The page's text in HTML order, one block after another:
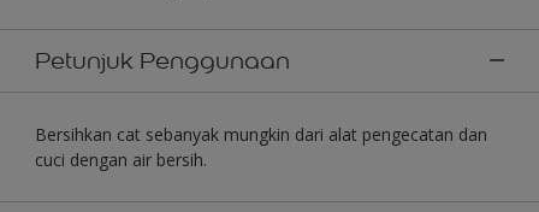
Petunjuk Penggunaan
Bersihkan cat sebanyak mungkin dari alat pengecatan dan
cuci dengan air bersih.